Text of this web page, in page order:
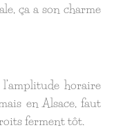
ça a son charme
horaire
en Alsace, faut
ferment tôt.